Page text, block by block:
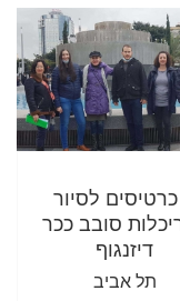
2 כרטיסים לסיור
סובב ככר
דיזנגוף
תל אביב